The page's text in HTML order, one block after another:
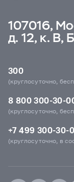
107016,
д. 12, к. В,
300
(круглосуточно,
8 800 300-30-
(круглосуточно,
+7 499 300-30-
(круглосуточно, в